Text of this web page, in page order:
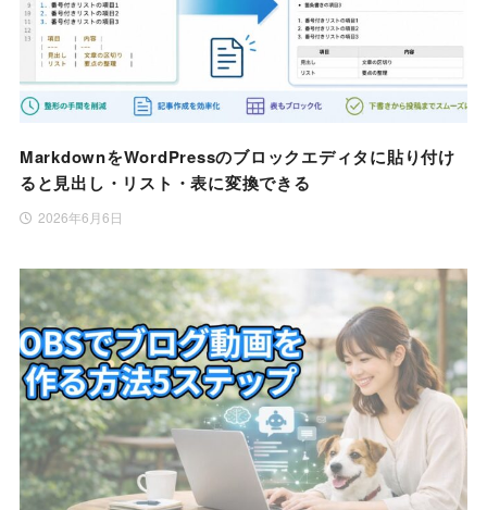
MarkdownをWordPressのブロックエディタに貼り付け
ると見出し・リスト・表に変換できる
2026年6月6日